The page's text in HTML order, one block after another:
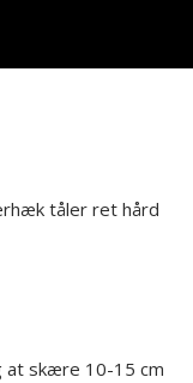
tåler ret hård
at skære 10-15 cm